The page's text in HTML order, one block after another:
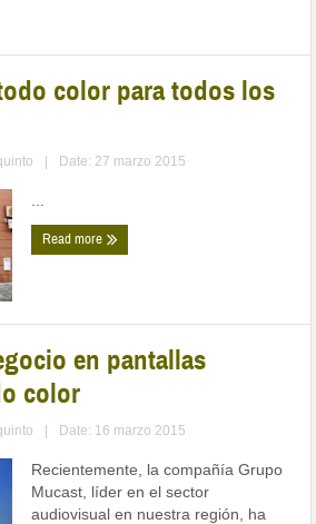
color para todos los
Date: 27 marzo 2015
...
Read more
en pantallas
color
Date: 16 marzo 2015
Recientemente, la compañía Grupo
Mucast, líder en el sector
audiovisual en nuestra región, ha